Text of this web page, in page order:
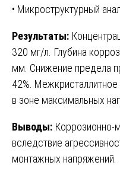
• Микроструктурный
Результаты:
320 мг/л. Глубина
мм. Снижение предела
42%.
в зоне максимальных
Выводы: Коррозионно-
вследствие
монтажных напряжений.